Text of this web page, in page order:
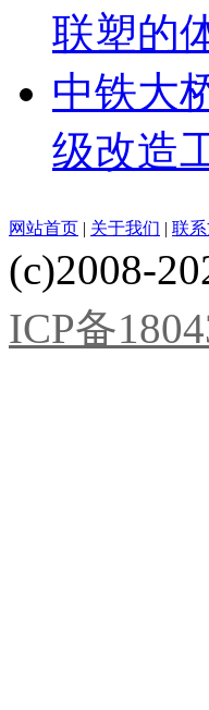
联塑的
中铁大
级改造
网站首页 | 关于我们 | 联
(c)2008-
ICP备